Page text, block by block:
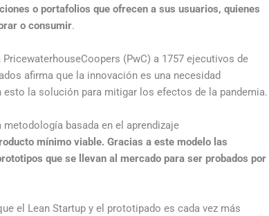
o portafolios que ofrecen a sus usuarios, quienes
o consumir.
(PwC) a 1757 ejecutivos de
afirma que la innovación es una necesidad
la solución para mitigar los efectos de la pandemia.
basada en el aprendizaje
mínimo viable. Gracias a este modelo las
que se llevan al mercado para ser probados por
el Lean Startup y el prototipado es cada vez más